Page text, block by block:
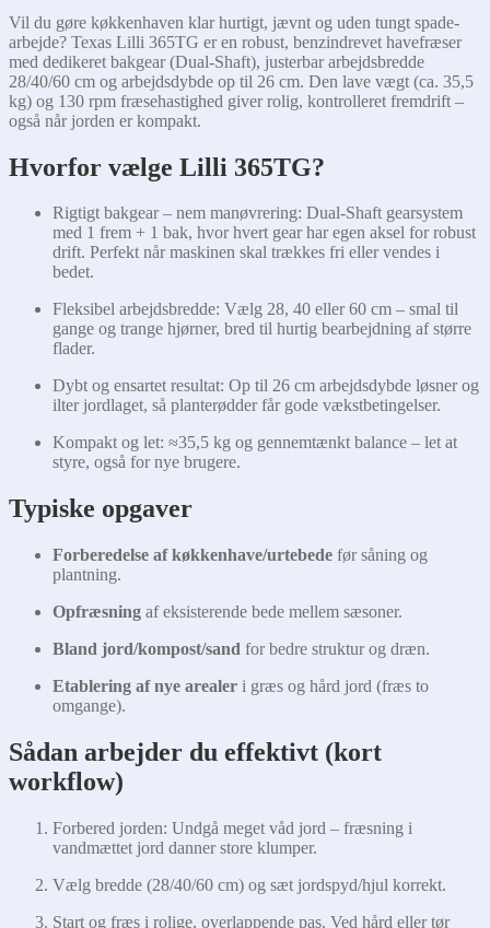
Vil du gøre køkkenhaven klar hurtigt, jævnt og uden tungt spade-
arbejde? Texas Lilli 365TG er en robust, benzindrevet havefræser
med dedikeret bakgear (Dual-Shaft), justerbar arbejdsbredde
28/40/60 cm og arbejdsdybde op til 26 cm. Den lave vægt (ca. 35,5
kg) og 130 rpm fræsehastighed giver rolig, kontrolleret fremdrift –
også når jorden er kompakt.
Hvorfor vælge Lilli 365TG?
Rigtigt bakgear – nem manøvrering: Dual-Shaft gearsystem
med 1 frem + 1 bak, hvor hvert gear har egen aksel for robust
drift. Perfekt når maskinen skal trækkes fri eller vendes i
bedet.
Fleksibel arbejdsbredde: Vælg 28, 40 eller 60 cm – smal til
gange og trange hjørner, bred til hurtig bearbejdning af større
flader.
Dybt og ensartet resultat: Op til 26 cm arbejdsdybde løsner og
ilter jordlaget, så planterødder får gode vækstbetingelser.
Kompakt og let: ≈35,5 kg og gennemtænkt balance – let at
styre, også for nye brugere.
Typiske opgaver
Forberedelse af køkkenhave/urtebede før såning og
plantning.
Opfræsning af eksisterende bede mellem sæsoner.
Bland jord/kompost/sand for bedre struktur og dræn.
Etablering af nye arealer i græs og hård jord (fræs to
omgange).
Sådan arbejder du effektivt (kort
workflow)
Forbered jorden: Undgå meget våd jord – fræsning i
vandmættet jord danner store klumper.
Vælg bredde (28/40/60 cm) og sæt jordspyd/hjul korrekt.
Start og fræs i rolige, overlappende pas. Ved hård eller tør